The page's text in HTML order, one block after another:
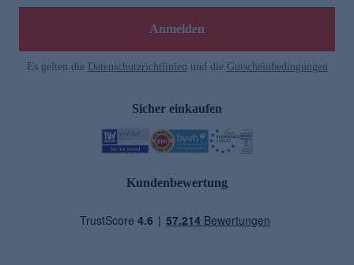
Anmelden
Es gelten die Datenschutzrichtlinien und die Gutscheinbedingungen
Sicher einkaufen
Kundenbewertung